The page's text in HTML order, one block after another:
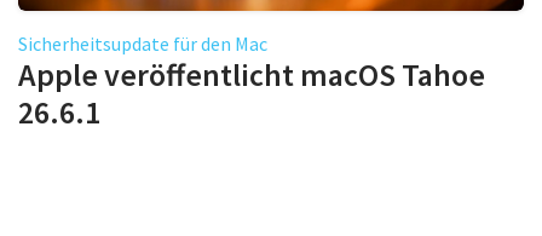
Sicherheitsupdate für den Mac
Apple veröffentlicht macOS Tahoe
26.6.1